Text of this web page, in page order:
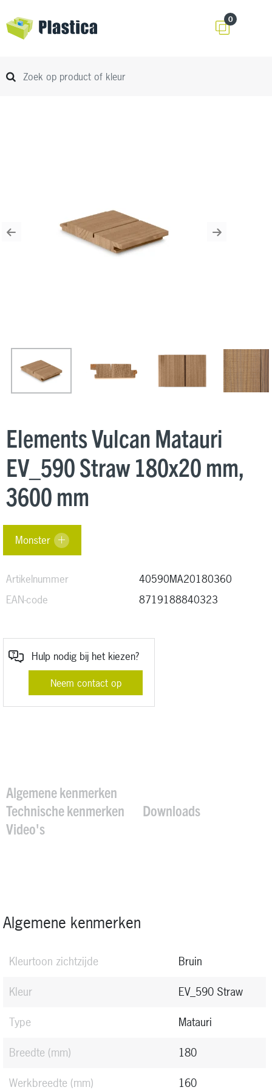
0
Previous Next
Elements Vulcan Matauri
EV_590 Straw 180x20 mm,
3600 mm
Monster
Artikelnummer
40590MA20180360
EAN-code
8719188840323
Hulp nodig bij het kiezen?
Neem contact op
Algemene kenmerken
Technische kenmerken
Downloads
Video's
Algemene kenmerken
Kleurtoon zichtzijde
Bruin
Kleur
EV_590 Straw
Type
Matauri
Breedte (mm)
180
Werkbreedte (mm)
160